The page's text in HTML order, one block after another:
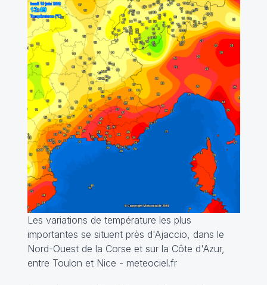
Les variations de température les plus
importantes se situent près d'Ajaccio, dans le
Nord-Ouest de la Corse et sur la Côte d'Azur,
entre Toulon et Nice - meteociel.fr